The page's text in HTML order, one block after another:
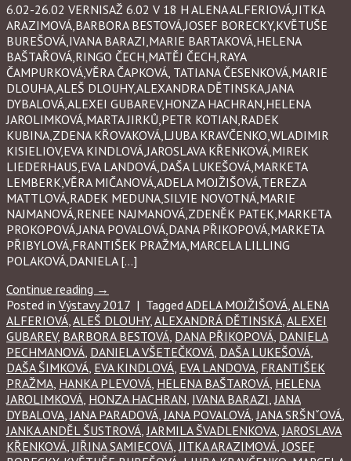
6.02-26.02 VERNISAŽ 6.02 V 18 H ALENA ALFERIOVÁ,JITKA
ARAZIMOVÁ,BARBORA BESTOVÁ,JOSEF BORECKY,KVĚTUŠE
BUREŠOVÁ,IVANA BARAZI,MARIE BARTAKOVÁ,HELENA
BAŠTAŘOVÁ,RINGO ČECH,MATĚJ ČECH,RAYA
ČAMPURKOVÁ,VĚRA ČAPKOVÁ, TATIANA ČESENKOVÁ,MARIE
DLOUHA,ALEŠ DLOUHY,ALEXANDRA DĚTINSKA,JANA
DYBALOVÁ,ALEXEI GUBAREV,HONZA HACHRAN,HELENA
JAROLIMKOVÁ,MARTA JIRKŮ,PETR KOTIAN,RADEK
KUBINA,ZDENA KŘOVAKOVÁ,LJUBA KRAVČENKO,WLADIMIR
KISIELIOV,EVA KINDLOVÁ,JAROSLAVA KŘENKOVÁ,MIREK
LIEDERHAUS,EVA LANDOVÁ,DAŠA LUKEŠOVÁ,MARKETA
LEMBERK,VĚRA MIČANOVÁ,ADELA MOJŽIŠOVÁ,TEREZA
MATTLOVÁ,RADEK MEDUNA,SILVIE NOVOTNÁ,MARIE
NAJMANOVÁ,RENEE NAJMANOVÁ,ZDENĚK PATEK,MARKETA
PROKOPOVÁ,JANA POVALOVÁ,DANA PŘIKOPOVÁ,MARKETA
PŘIBYLOVÁ,FRANTIŠEK PRAŽMA,MARCELA LILLING
POLAKOVÁ,DANIELA […]
Continue reading →
Posted in Výstavy 2017 | Tagged ADELA MOJŽIŠOVÁ ALENA
ALFERIOVÁ ALEŠ DLOUHY, ALEXANDRÁ DĚTINSKÁ ALEXEI
GUBAREV, BARBORA BESTOVÁ DANA PŘIKOPOVÁ DANIELA
PECHMANOVÁ DANIELA VŠETEČKOVÁ DAŠA LUKEŠOVÁ
DAŠA ŠIMKOVÁ EVA KINDLOVÁ EVA LANDOVA FRANTIŠEK
PRAŽMA HANKA PLEVOVÁ HELENA BAŠTAROVÁ HELENA
JAROLIMKOVÁ HONZA HACHRAN IVANA BARAZI JANA
DYBALOVA JANA PARADOVÁ JANA POVALOVÁ JANA SRŠNˇOVÁ
JANKA ANDĚL ŠUSTROVÁ JARMILA ŠVADLENKOVA JAROSLAVA
KŘENKOVÁ JIŘINA SAMIECOVÁ JITKA ARAZIMOVÁ JOSEF